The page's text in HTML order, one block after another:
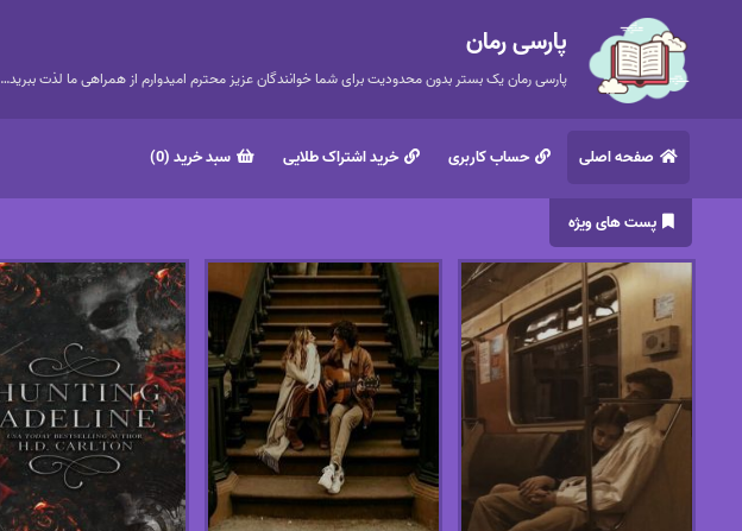
پارسی رمان
پارسی رمان یک بستر بدون محدودیت برای شما خوانندگان عزیز محترم امیدوارم از همراهی ما لذت ببرید…
صفحه اصلی حساب کاربری خرید اشتراک طلایی سبد خرید (0)
پست های ویژه